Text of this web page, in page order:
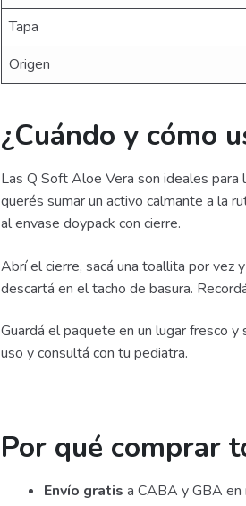
Tapa
Origen
¿Cuándo y cómo
Las Q Soft Aloe Vera son ideales
querés sumar un activo calmante a la
al envase doypack con cierre.
Abrí el cierre, sacá una toallita por vez
descartá en el tacho de basura.
Guardá el paquete en un lugar fresco
uso y consultá con tu pediatra.
Por qué comprar
Envío gratis a CABA y GBA en